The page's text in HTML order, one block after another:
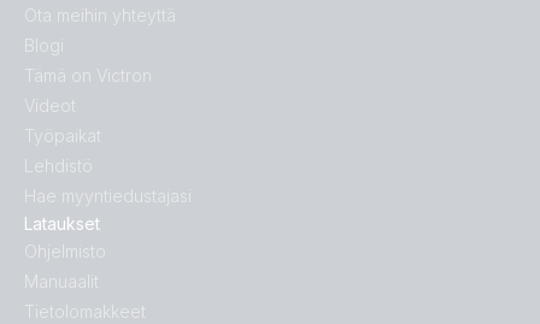
Lataukset
Ohjelmisto
Manuaalit
Tietolomakkeet
Ota meihin yhteyttä
Blogi
Tämä on Victron
Videot
Työpaikat
Lehdistö
Hae myyntiedustajasi